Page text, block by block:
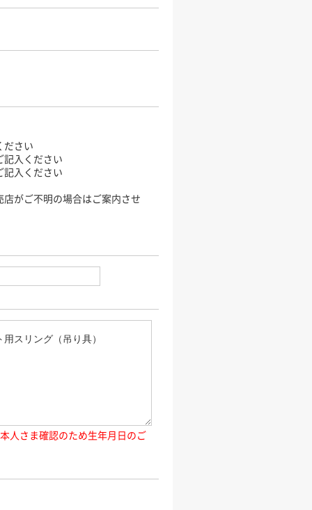
ださい
入ください
入ください
がご不明の場合はご案内させ
人さま確認のため生年月日のご